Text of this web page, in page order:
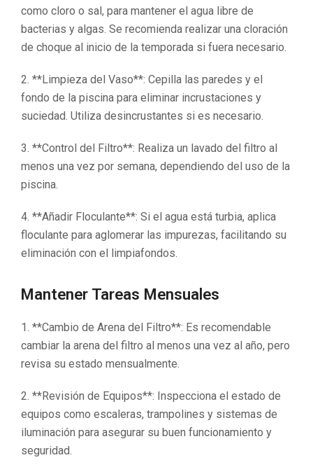
como cloro o sal, para mantener el agua libre de
bacterias y algas. Se recomienda realizar una cloración
de choque al inicio de la temporada si fuera necesario.
2. **Limpieza del Vaso**: Cepilla las paredes y el
fondo de la piscina para eliminar incrustaciones y
suciedad. Utiliza desincrustantes si es necesario.
3. **Control del Filtro**: Realiza un lavado del filtro al
menos una vez por semana, dependiendo del uso de la
piscina.
4. **Añadir Floculante**: Si el agua está turbia, aplica
floculante para aglomerar las impurezas, facilitando su
eliminación con el limpiafondos.
Mantener Tareas Mensuales
1. **Cambio de Arena del Filtro**: Es recomendable
cambiar la arena del filtro al menos una vez al año, pero
revisa su estado mensualmente.
2. **Revisión de Equipos**: Inspecciona el estado de
equipos como escaleras, trampolines y sistemas de
iluminación para asegurar su buen funcionamiento y
seguridad.